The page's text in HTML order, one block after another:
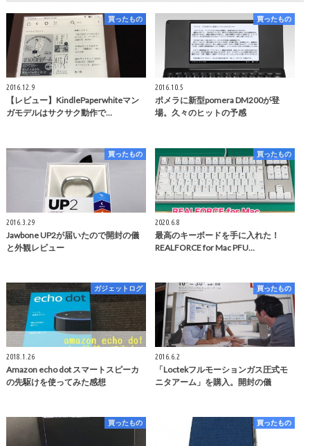
買ったもの
2016.12.9
【レビュー】KindlePaperwhiteマン
ガモデルはサクサク動作で…
買ったもの
2016.10.5
ポメラに新型pomera DM200が登
場。久々のヒットの予感
買ったもの
2016.3.29
Jawbone UP2が届いたので開封の儀
と外観レビュー
買ったもの
2020.6.8
最高のキーボードを手に入れた！
REALFORCE for Mac PFU…
ガジェットログ
2018.1.26
Amazon echo dot スマートスピーカ
の先駆けを使ってみた感想
買ったもの
2016.6.2
「Loctekフルモーションガス圧式モ
ニタアーム」を購入。開封の儀
買ったもの 買ったもの